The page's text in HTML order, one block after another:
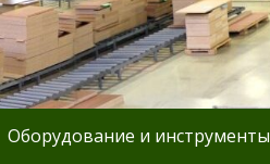
Оборудование и инструменты